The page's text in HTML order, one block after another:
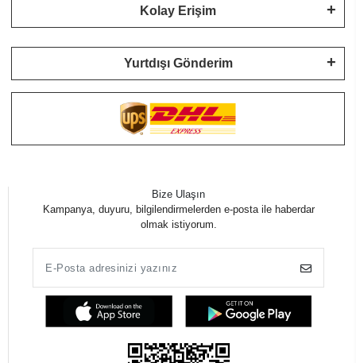
Kolay Erişim
Yurtdışı Gönderim
Bize Ulaşın
Kampanya, duyuru, bilgilendirmelerden e-posta ile haberdar
olmak istiyorum.